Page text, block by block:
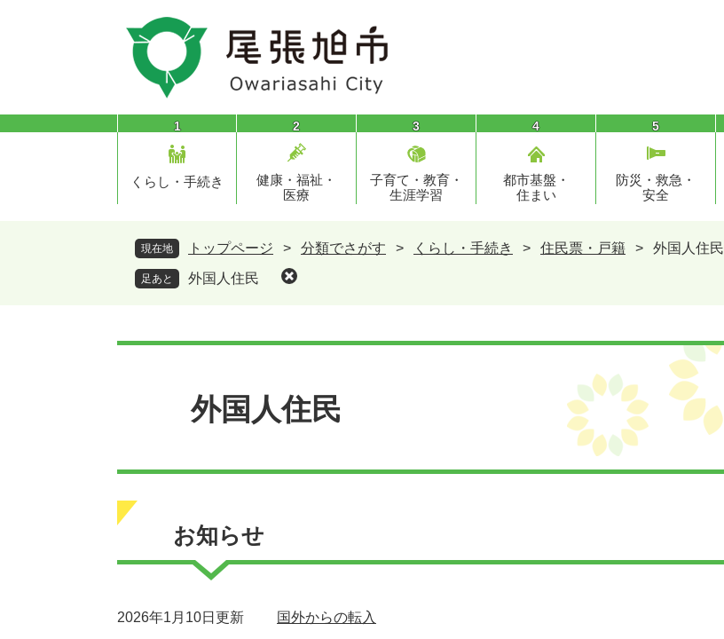
頭
飛
1
くらし・手続き
2
健康・福祉・
医療
3
子育て・教育・
生涯学習
4
都市基盤・
住まい
5
防災・救急・
安全
現在地 トップページ > 分類でさがす > くらし・手続き > 住民票・戸籍 > 外国人住民
足あと 外国人住民
外国人住民
お知らせ
2026年1月10日更新
国外からの転入